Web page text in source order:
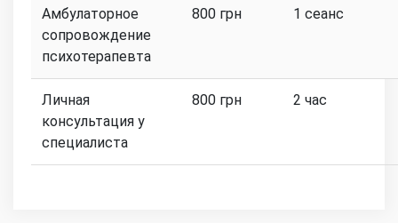
Амбулаторное
сопровождение
психотерапевта
800 грн 1 сеанс
Личная
консультация у
специалиста
800 грн 2 час